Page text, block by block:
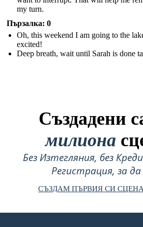
my turn.
Пързалка: 0
Oh, this weekend I am going to the
excited!
Deep breath, wait until Sarah is done
Създадени
милиона
Без Изтегляния, без
Регистрация, за
СЪЗДАМ ПЪРВИЯ СИ